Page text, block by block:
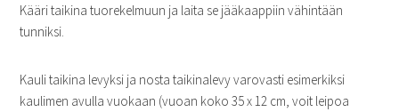
Kääri taikina tuorekelmuun ja laita se jääkaappiin vähintään
tunniksi.
Kauli taikina levyksi ja nosta taikinalevy varovasti esimerkiksi
kaulimen avulla vuokaan (vuoan koko 35 x 12 cm, voit leipoa